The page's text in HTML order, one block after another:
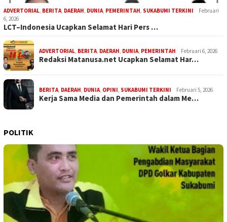
ADVERTORIAL BERITA DAERAH DUNIA PEMERINTAH SUKABUMI TERKINI
Februari
6, 2026
LCT–Indonesia Ucapkan Selamat Hari Pers …
ADVERTORIAL BERITA DAERAH DUNIA PEMERINTAH Februari 6, 2026
Redaksi Matanusa.net Ucapkan Selamat Har…
BERITA DAERAH DUNIA OPINI SUKABUMI TERKINI Februari 5, 2026
Kerja Sama Media dan Pemerintah dalam Me…
POLITIK